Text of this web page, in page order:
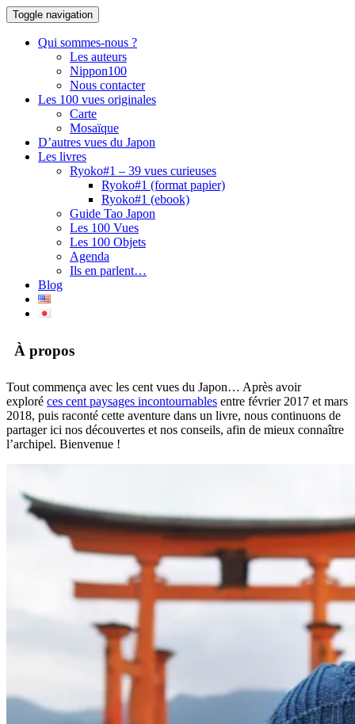
Toggle navigation
Qui sommes-nous ?
Les auteurs
Nippon100
Nous contacter
Les 100 vues originales
Carte
Mosaïque
D’autres vues du Japon
Les livres
Ryoko#1 – 39 vues curieuses
Ryoko#1 (format papier)
Ryoko#1 (ebook)
Guide Tao Japon
Les 100 Vues
Les 100 Objets
Agenda
Ils en parlent…
Blog
À propos
Tout commença avec les cent vues du Japon… Après avoir
exploré ces cent paysages incontournables entre février 2017 et mars
2018, puis raconté cette aventure dans un livre, nous continuons de
partager ici nos découvertes et nos conseils, afin de mieux connaître
l’archipel. Bienvenue !